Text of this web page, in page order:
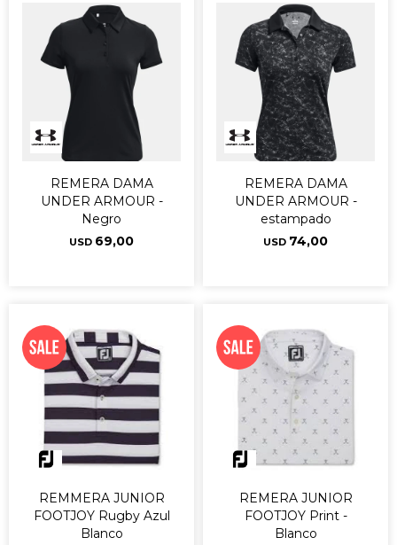
REMERA DAMA
UNDER ARMOUR -
Negro
USD 69,00
REMERA DAMA
UNDER ARMOUR -
estampado
USD 74,00
REMMERA JUNIOR
FOOTJOY Rugby Azul
Blanco
REMERA JUNIOR
FOOTJOY Print -
Blanco